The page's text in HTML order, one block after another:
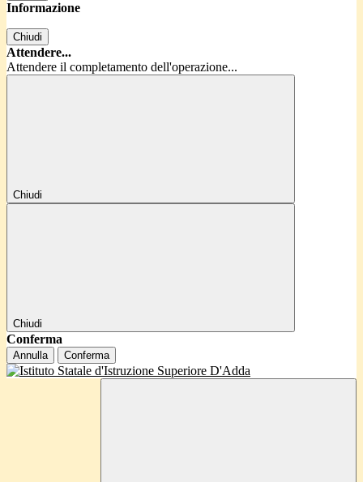
Informazione
Chiudi
Attendere...
Attendere il completamento dell'operazione...
Chiudi
Chiudi
Conferma
Annulla Conferma